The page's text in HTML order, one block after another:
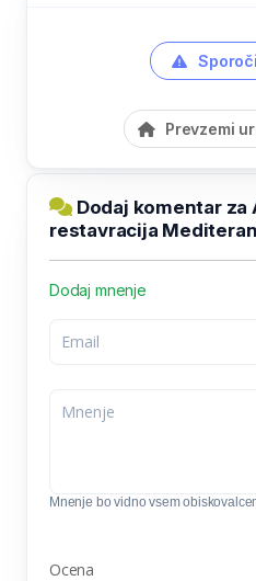
Prevzemi
Dodaj komentar za
restavracija Mediteran
Dodaj mnenje
Mnenje bo vidno vsem
Ocena